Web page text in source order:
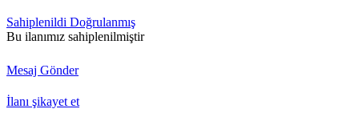
Sahiplenildi Doğrulanmış
Bu ilanımız sahiplenilmiştir
Mesaj Gönder
İlanı şikayet et